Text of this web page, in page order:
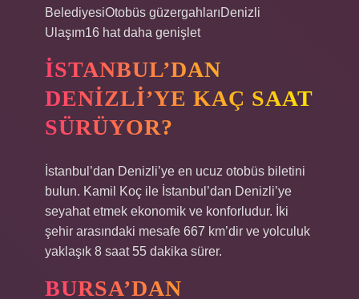
BelediyesiOtobüs güzergahlarıDenizli
Ulaşım16 hat daha genişlet
İSTANBUL’DAN
DENIZLI’YE KAÇ SAAT
SÜRÜYOR?
İstanbul’dan Denizli’ye en ucuz otobüs biletini
bulun. Kamil Koç ile İstanbul’dan Denizli’ye
seyahat etmek ekonomik ve konforludur. İki
şehir arasındaki mesafe 667 km’dir ve yolculuk
yaklaşık 8 saat 55 dakika sürer.
BURSA’DAN